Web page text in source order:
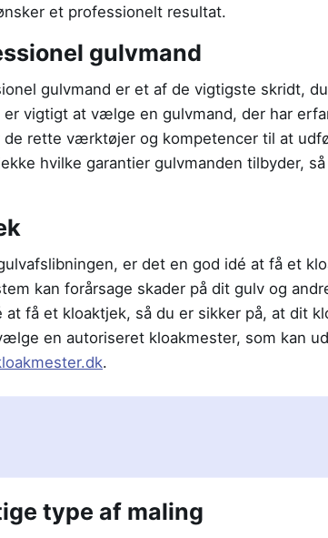
et professionelt resultat.
gulvmand
gulvmand er et af de vigtigste skridt,
vigtigt at vælge en gulvmand, der har
de rette værktøjer og kompetencer til at
hvilke garantier gulvmanden tilbyder,
er det en god idé at få et
kan forårsage skader på dit gulv og
få et kloaktjek, så du er sikker på, at dit
en autoriseret kloakmester, som kan
.
type af maling